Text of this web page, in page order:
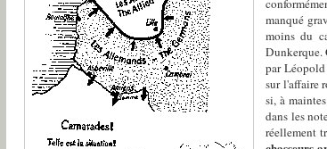
manqué
moins du
Dunkerque.
par Léopold
sur l'affaire
si, à
dans les
réellement